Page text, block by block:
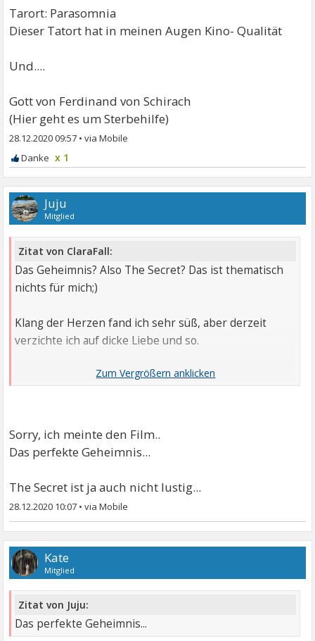
Tarort: Parasomnia
Dieser Tatort hat in meinen Augen Kino- Qualität
Und....
Gott von Ferdinand von Schirach
(Hier geht es um Sterbehilfe)
28.12.2020 09:57 •
x 1
Juju
Mitglied
Zitat von ClaraFall:
Das Geheimnis? Also The Secret? Das ist thematisch
nichts für mich;)
Klang der Herzen fand ich sehr süß, aber derzeit
verzichte ich auf dicke Liebe und so.
Abgeschnitten hab ich noch nicht free gefunden..,
Sorry, ich meinte den Film..
Das perfekte Geheimnis...
The Secret ist ja auch nicht lustig...
28.12.2020 10:07 •
Kate
Mitglied
Zitat von Juju:
Das perfekte Geheimnis...